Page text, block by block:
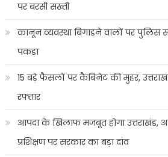
पर बरसी सख्ती
कानून व्यवस्था बिगाड़ने वालों पर पुलिस
पकड़ा
15 बड़े फैसलों पर कैबिनेट की मुहर,
रफ्तार
आपदा के खिलाफ मजबूत होगा
प्रशिक्षण पर सरकार का बड़ा दांव